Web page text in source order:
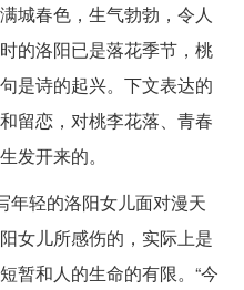
城春色，生气勃勃，令人
的洛阳已是落花季节，桃
是诗的起兴。下文表达的
留恋，对桃李花落、青春
发开来的。
年轻的洛阳女儿面对漫天
女儿所感伤的，实际上是
暂和人的生命的有限。“今